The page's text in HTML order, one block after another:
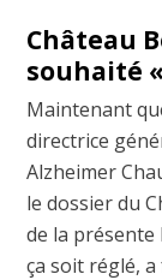
Château
souhaité
Maintenant
directrice
Alzheimer
le dossier du
de la présente
ça soit réglé,